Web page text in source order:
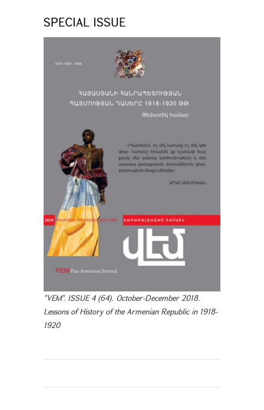
SPECIAL ISSUE
"VEM". ISSUE 4 (64). October-December 2018.
Lessons of History of the Armenian Republic in 1918-
1920